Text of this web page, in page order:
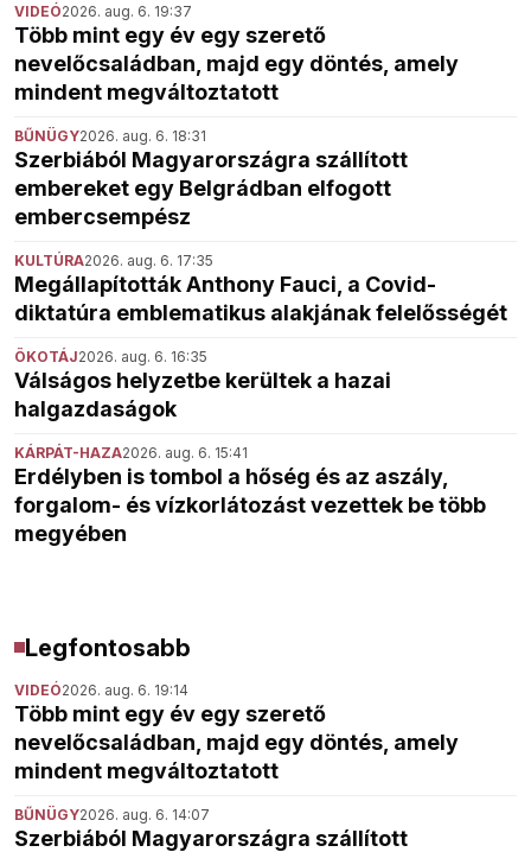
VIDEÓ2026. aug. 6. 19:37
Több mint egy év egy szerető
nevelőcsaládban, majd egy döntés, amely
mindent megváltoztatott
BŰNÜGY2026. aug. 6. 18:31
Szerbiából Magyarországra szállított
embereket egy Belgrádban elfogott
embercsempész
KULTÚRA2026. aug. 6. 17:35
Megállapították Anthony Fauci, a Covid-
diktatúra emblematikus alakjának felelősségét
ÖKOTÁJ2026. aug. 6. 16:35
Válságos helyzetbe kerültek a hazai
halgazdaságok
KÁRPÁT-HAZA2026. aug. 6. 15:41
Erdélyben is tombol a hőség és az aszály,
forgalom- és vízkorlátozást vezettek be több
megyében
Legfontosabb
VIDEÓ2026. aug. 6. 19:14
Több mint egy év egy szerető
nevelőcsaládban, majd egy döntés, amely
mindent megváltoztatott
BŰNÜGY2026. aug. 6. 14:07
Szerbiából Magyarországra szállított